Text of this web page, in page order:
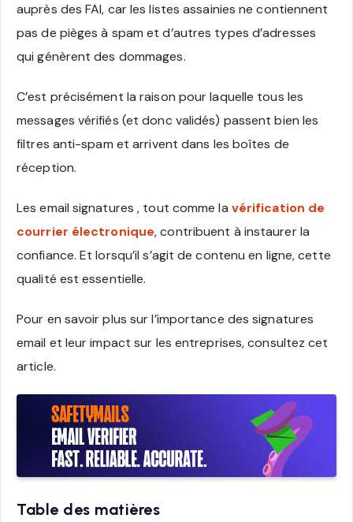
auprès des FAI, car les listes assainies ne contiennent
pas de pièges à spam et d’autres types d’adresses
qui génèrent des dommages.
C’est précisément la raison pour laquelle tous les
messages vérifiés (et donc validés) passent bien les
filtres anti-spam et arrivent dans les boîtes de
réception.
Les email signatures , tout comme la vérification de
courrier électronique, contribuent à instaurer la
confiance. Et lorsqu’il s’agit de contenu en ligne, cette
qualité est essentielle.
Pour en savoir plus sur l’importance des signatures
email et leur impact sur les entreprises, consultez cet
article.
Table des matières